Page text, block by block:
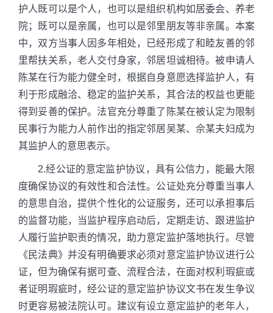
护人既可以是个人，也可以是组织机构如居委会、养老
院；既可以是亲属，也可以是邻里朋友等非亲属。本案
中，双方当事人因多年相处，已经形成了和睦友善的邻
里帮扶关系，老人交付身家，邻居坦诚相待。被申请人
陈某在行为能力健全时，根据自身意愿选择监护人，有
利于形成融洽、稳定的监护关系，其合法的权益也更能
得到妥善的保护。法官充分尊重了陈某在被认定为限制
民事行为能力人前作出的指定邻居吴某、佘某夫妇成为
其监护人的意思表示。
2.经公证的意定监护协议，具有公信力，能最大限
度确保协议的有效性和合法性。公证处充分尊重当事人
的意思自治，提供个性化的公证服务，还可以承担事后
的监督功能，当监护程序启动后，定期走访、跟进监护
人履行监护职责的情况，助力意定监护落地执行。尽管
《民法典》并没有明确要求必须对意定监护协议进行公
证，但为确保有据可查、流程合法，在面对权利瑕疵或
者证明瑕疵时，经公证的意定监护协议文书在发生争议
时更容易被法院认可。建议有设立意定监护的老年人，